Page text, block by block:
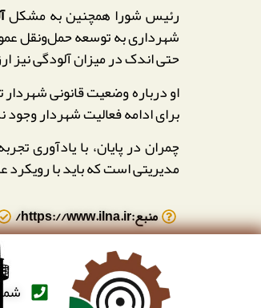
رئیس شورا همچنین به مشکل
شهرداری به توسعه حمل‌ونقل
حتی اندک در میزان آلودگی نیز
او درباره وضعیت قانونی
برای ادامه فعالیت شهردار وجود
چمران در پایان، با یادآوری
مدیریتی است که باید با
منبع:https://www.ilna.ir/